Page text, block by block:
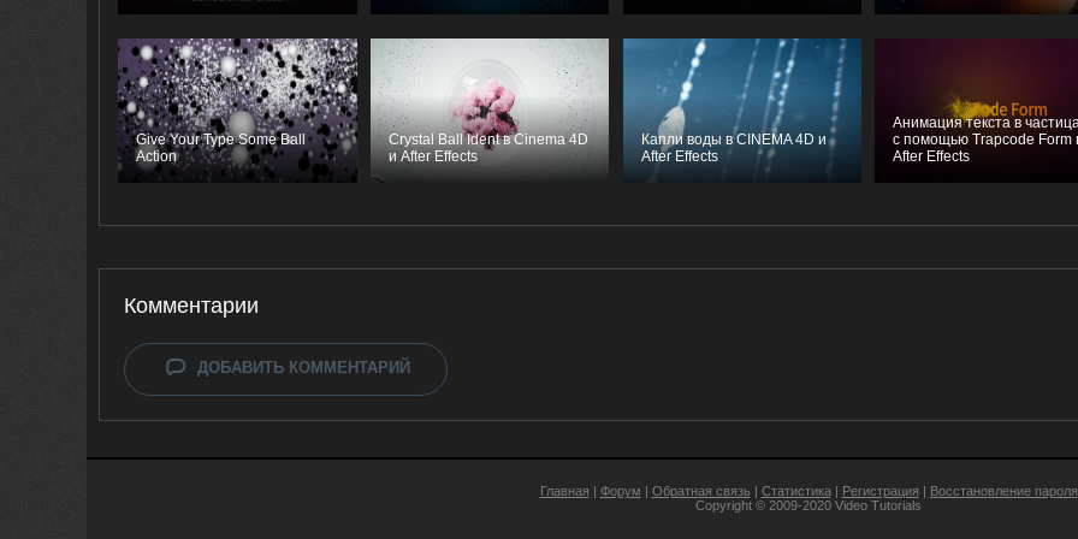
Give Your Type Some Ball
Action
Crystal Ball Ident в Cinema 4D
и After Effects
Капли воды в CINEMA 4D и
After Effects
Анимация текста в
с помощью Trapcode Form
After Effects
Комментарии
ДОБАВИТЬ КОММЕНТАРИЙ
Главная | Форум | Обратная связь | Статистика| Регистрация | Восстановление пароля
Copyright © 2009-2020 Video Tutorials